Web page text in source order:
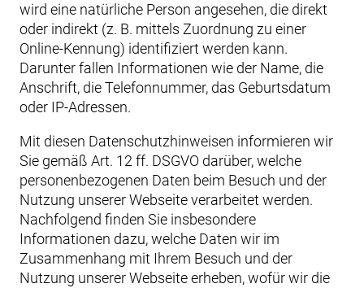
wird eine natürliche Person angesehen, die direkt
oder indirekt (z. B. mittels Zuordnung zu einer
Online-Kennung) identifiziert werden kann.
Darunter fallen Informationen wie der Name, die
Anschrift, die Telefonnummer, das Geburtsdatum
oder IP-Adressen.
Mit diesen Datenschutzhinweisen informieren wir
Sie gemäß Art. 12 ff. DSGVO darüber, welche
personenbezogenen Daten beim Besuch und der
Nutzung unserer Webseite verarbeitet werden.
Nachfolgend finden Sie insbesondere
Informationen dazu, welche Daten wir im
Zusammenhang mit Ihrem Besuch und der
Nutzung unserer Webseite erheben, wofür wir die